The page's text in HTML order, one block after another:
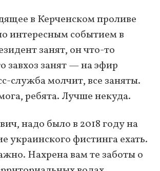
в Керченском проливе
интересным событием в
занят, он что-то
завхоз занят — на эфир
служба молчит, все заняты.
ребята. Лучше некуда.
надо было в 2018 году на
украинского фистинга ехать.
Нахрена вам те заботы о